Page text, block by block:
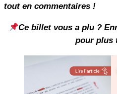
tout en commentaires !
Ce billet vous a plu ?
pour plus